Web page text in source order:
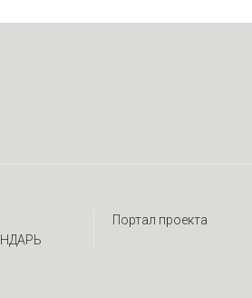
Портал проекта